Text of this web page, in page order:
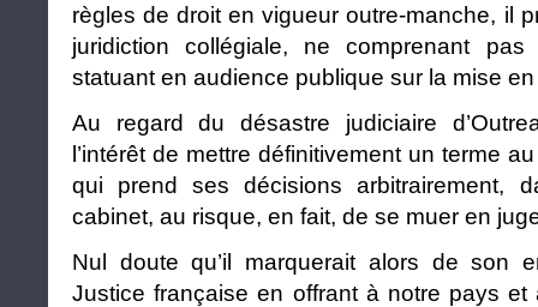
règles de droit en vigueur outre-manche, il
juridiction collégiale, ne comprenant
statuant en audience publique sur la mise
Au regard du désastre judiciaire
l’intérêt de mettre définitivement un terme
qui prend ses décisions arbitrairement,
cabinet, au risque, en fait, de se muer en
Nul doute qu’il marquerait alors de son
Justice française en offrant à notre pays